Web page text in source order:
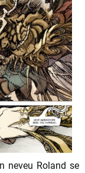
neveu Roland se